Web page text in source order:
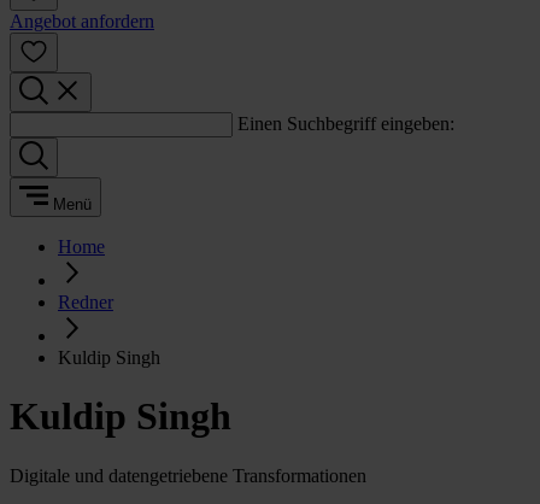
Angebot anfordern
Einen Suchbegriff eingeben:
Menü
Home
Redner
Kuldip Singh
Kuldip Singh
Digitale und datengetriebene Transformationen